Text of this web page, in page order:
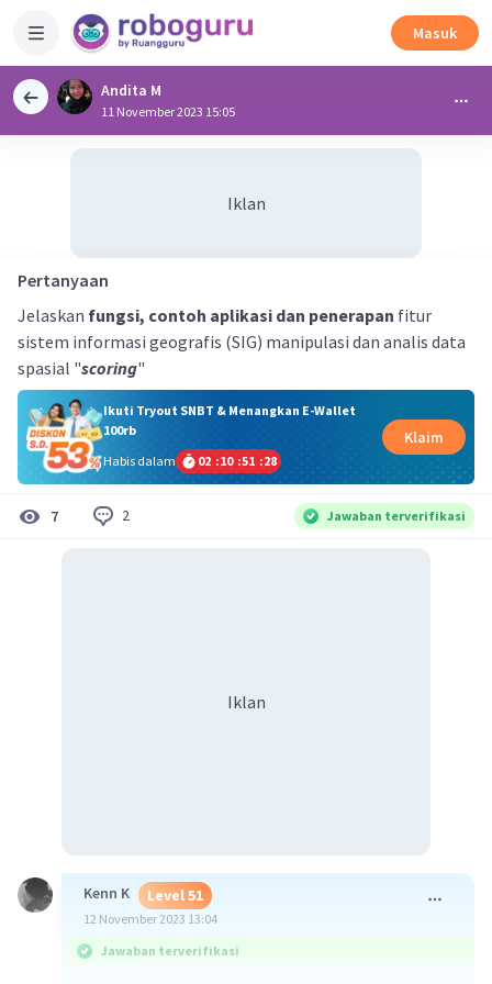
Masuk
Andita M
11 November 2023 15:05
Iklan
Pertanyaan
Jelaskan fungsi, contoh aplikasi dan penerapan fitur
sistem informasi geografis (SIG) manipulasi dan analis data
spasial "scoring"
Ikuti Tryout SNBT & Menangkan E-Wallet
100rb
Habis dalam
02 :10 :51 :27
Klaim
7 2 Jawaban terverifikasi
Iklan
Kenn K Level 51
12 November 2023 13:04
Jawaban terverifikasi